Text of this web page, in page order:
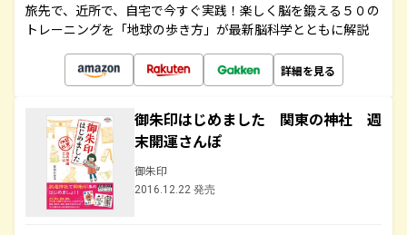
旅先で、近所で、自宅で今すぐ実践！楽しく脳を鍛える５０の
トレーニングを「地球の歩き方」が最新脳科学とともに解説
詳細を見る
御朱印はじめました 関東の神社 週
末開運さんぽ
御朱印
2016.12.22 発売